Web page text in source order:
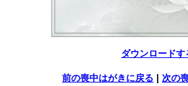
ダウンロードす
前の喪中はがきに戻る | 次の